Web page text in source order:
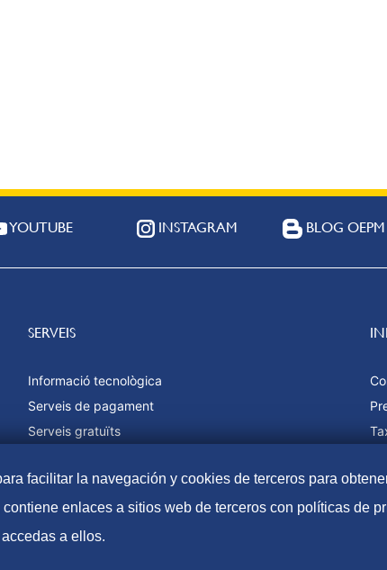
YOUTUBE INSTAGRAM BLOG OEPM
SERVEIS
Informació tecnològica
Serveis de pagament
Serveis gratuïts
facilitar la navegación y cookies de terceros para
enlaces a sitios web de terceros con políticas de
a ellos.